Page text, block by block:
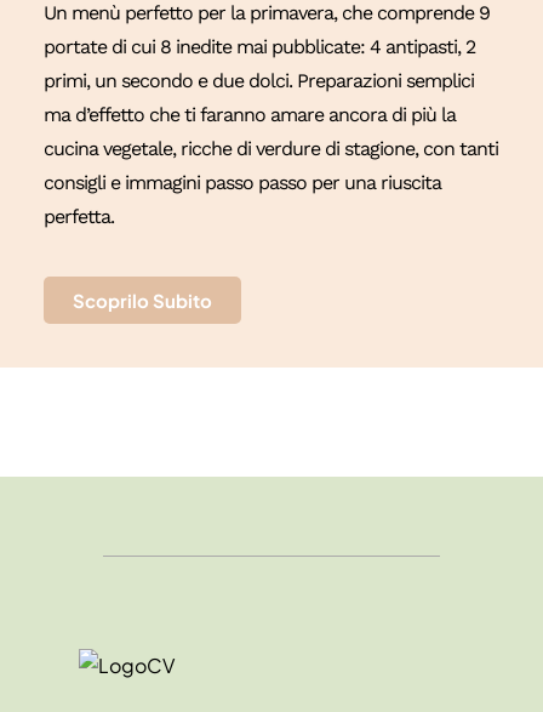
Un menù perfetto per la primavera, che comprende 9
portate di cui 8 inedite mai pubblicate: 4 antipasti, 2
primi, un secondo e due dolci. Preparazioni semplici
ma d’effetto che ti faranno amare ancora di più la
cucina vegetale, ricche di verdure di stagione, con tanti
consigli e immagini passo passo per una riuscita
perfetta.
Scoprilo Subito